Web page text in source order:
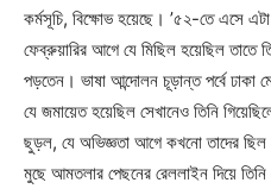
কর্মসূচি, বিক্ষোভ হয়েছে। ’৫২-তে এসে
ফেব্রুয়ারির আগে যে মিছিল হয়েছিল তাতে
পড়তেন। ভাষা আন্দোলন চূড়ান্ত পর্বে
যে জমায়েত হয়েছিল সেখানেও তিনি
ছুড়ল, যে অভিজ্ঞতা আগে কখনো তাদের ছিল
মুছে আমতলার পেছনের রেললাইন দিয়ে